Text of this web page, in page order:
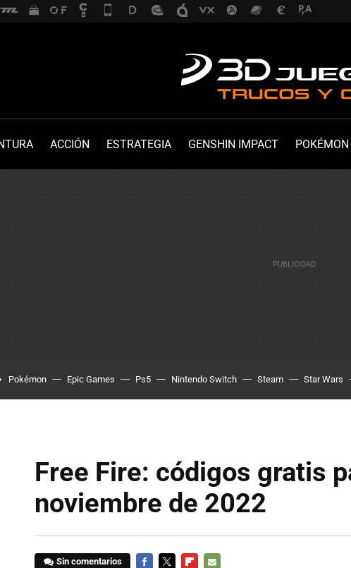
ACCIÓN ESTRATEGIA GENSHIN IMPACT POKÉMON
Pokémon Epic Games Ps5 Nintendo Switch Steam Star Wars
Free Fire: códigos gratis
noviembre de 2022
Sin comentarios